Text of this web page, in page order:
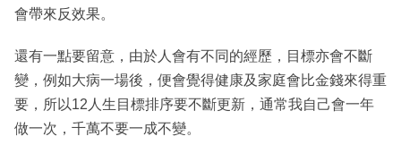
會帶來反效果。
還有一點要留意，由於人會有不同的經歷，目標亦會不斷
變，例如大病一場後，便會覺得健康及家庭會比金錢來得重
要，所以12人生目標排序要不斷更新，通常我自己會一年
做一次，千萬不要一成不變。